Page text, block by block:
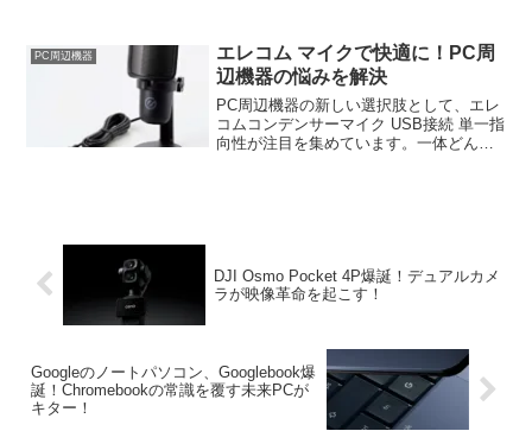
つこの製品、実際のところはどうなので
しょうか？ 本記事では、GIGASTONE
Duo Pr
PC周辺機器
エレコム マイクで快適に！PC周
辺機器の悩みを解決
PC周辺機器の新しい選択肢として、エレ
コムコンデンサーマイク USB接続 単一指
向性が注目を集めています。一体どんな
DJI Osmo Pocket 4P爆誕！デュアルカメ
ラが映像革命を起こす！
Googleのノートパソコン、Googlebook爆
誕！Chromebookの常識を覆す未来PCが
キター！